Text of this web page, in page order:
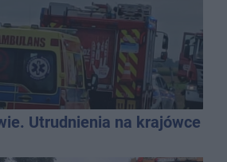
Utrudnienia na krajówce